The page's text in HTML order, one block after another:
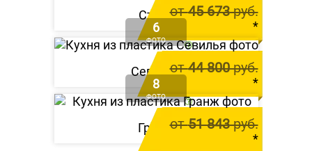
от45 673руб.
*
цена за 1 м.п.
от41 600руб.
Стоун
6
ФОТО
от44 800руб.
*
цена за 1 м.п.
от39 800руб.
Севилья
8
ФОТО
от51 843руб.
*
Гранж